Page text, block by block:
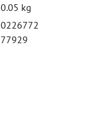
0.05 kg
0226772
77929